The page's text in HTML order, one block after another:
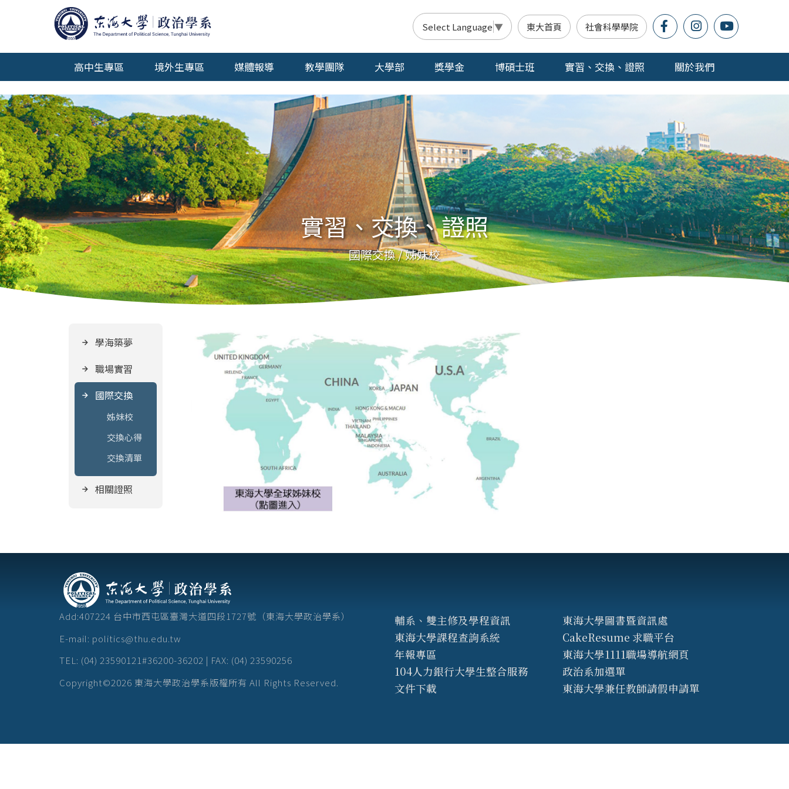
Select Language ▼ 東大首頁 社會科學學院
高中生專區 境外生專區 媒體報導 教學團隊 大學部 獎學金 博碩士班 實習、交換、證照 關於我們
系所沿革
教育目標
系徽識別
交通位置
系友情報
傑出系友
系友會
我想捐款
年報專區
測試用
實習、交換、證照
國際交換 / 姊妹校
學海築夢
職場實習
國際交換
姊妹校
交換心得
交換清單
相關證照
輔系、雙主修及學程資訊
東海大學圖書暨資訊處
東海大學課程查詢系統
CakeResume 求職平台
年報專區
東海大學1111職場導航網頁
104人力銀行大學生整合服務
政治系加選單
文件下載
東海大學兼任教師請假申請單
Add:407224 台中市西屯區臺灣大道四段1727號（東海大學政治學系）
E-mail: politics@thu.edu.tw
TEL: (04) 23590121#36200-36202 | FAX: (04) 23590256
Copyright©2026 東海大學政治學系版權所有 All Rights Reserved.